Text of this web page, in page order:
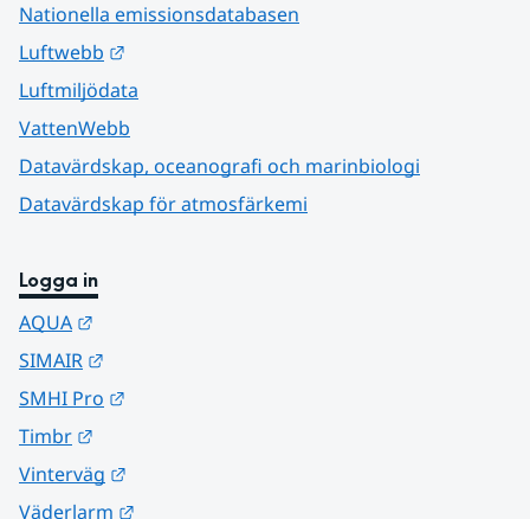
Nationella emissionsdatabasen
Luftwebb
Luftmiljödata
VattenWebb
Datavärdskap, oceanografi och marinbiologi
Datavärdskap för atmosfärkemi
Logga in
AQUA
SIMAIR
SMHI Pro
Timbr
Vinterväg
Väderlarm